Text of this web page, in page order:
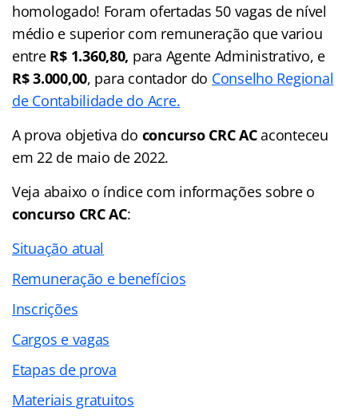
homologado! Foram ofertadas 50 vagas de nível
médio e superior com remuneração que variou
entre R$ 1.360,80, para Agente Administrativo, e
R$ 3.000,00, para contador do Conselho Regional
de Contabilidade do Acre.
A prova objetiva do concurso CRC ACaconteceu
em 22 de maio de 2022.
Veja abaixo o índicecom informações sobre o
concurso CRC AC:
Situação atual
Remuneração e benefícios
Inscrições
Cargos e vagas
Etapas de prova
Materiais gratuitos